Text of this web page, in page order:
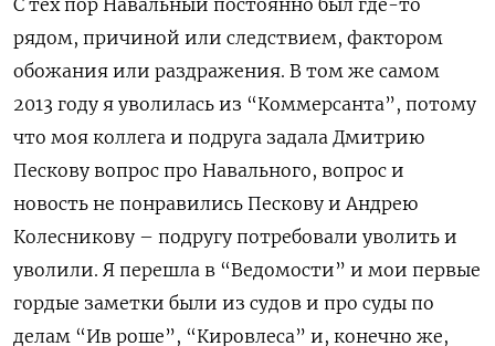
С тех пор Навальный постоянно был где-то
рядом, причиной или следствием, фактором
обожания или раздражения. В том же самом
2013 году я уволилась из “Коммерсанта”, потому
что моя коллега и подруга задала Дмитрию
Пескову вопрос про Навального, вопрос и
новость не понравились Пескову и Андрею
Колесникову – подругу потребовали уволить и
уволили. Я перешла в “Ведомости” и мои первые
гордые заметки были из судов и про суды по
делам “Ив роше”, “Кировлеса” и, конечно же,